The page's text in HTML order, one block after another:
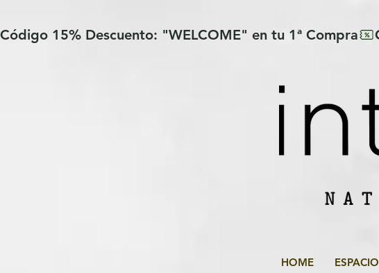
Código 15% Descuento: "WELCOME" en tu 1ª Compra
HOME ESPACIO